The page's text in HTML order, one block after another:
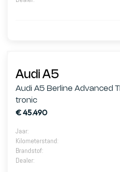
Audi A5
Audi A5 Berline Advanced
tronic
€ 45.490
Jaar:
Kilometerstand:
Brandstof:
Dealer: